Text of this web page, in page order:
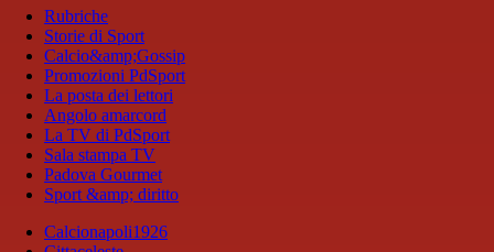
Rubriche
Storie di Sport
Calcio&amp;Gossip
Promozioni PdSport
La posta dei lettori
Angolo amarcord
La TV di PdSport
Sala stampa TV
Padova Gourmet
Sport &amp; diritto
Calcionapoli1926